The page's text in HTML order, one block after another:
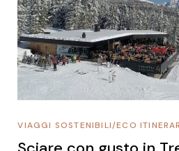
ECO
/
VIAGGI SOSTENIBILI